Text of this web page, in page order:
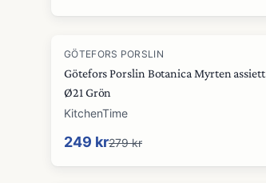
-11%
GÖTEFORS PORSLIN
Götefors Porslin Botanica Myrten assiett
Ø21 Grön
KitchenTime
249 kr279 kr